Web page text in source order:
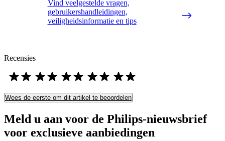
Vind veelgestelde vragen,
gebruikershandleidingen,
veiligheidsinformatie en tips
Recensies
Wees de eerste om dit artikel te beoordelen
Meld u aan voor de Philips-nieuwsbrief
voor exclusieve aanbiedingen